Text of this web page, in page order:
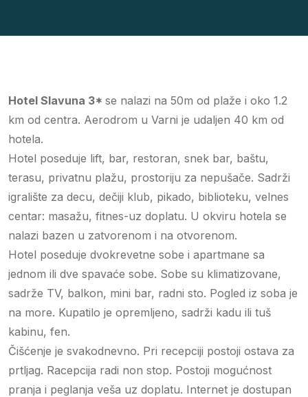
Hotel Slavuna 3* se nalazi na 50m od plaže i oko 1.2
km od centra. Aerodrom u Varni je udaljen 40 km od
hotela.
Hotel poseduje lift, bar, restoran, snek bar, baštu,
terasu, privatnu plažu, prostoriju za nepušače. Sadrži
igralište za decu, dečiji klub, pikado, biblioteku, velnes
centar: masažu, fitnes-uz doplatu. U okviru hotela se
nalazi bazen u zatvorenom i na otvorenom.
Hotel poseduje dvokrevetne sobe i apartmane sa
jednom ili dve spavaće sobe. Sobe su klimatizovane,
sadrže TV, balkon, mini bar, radni sto. Pogled iz soba je
na more. Kupatilo je opremljeno, sadrži kadu ili tuš
kabinu, fen.
Čišćenje je svakodnevno. Pri recepciji postoji ostava za
prtljag. Racepcija radi non stop. Postoji mogućnost
pranja i peglanja veša uz doplatu. Internet je dostupan